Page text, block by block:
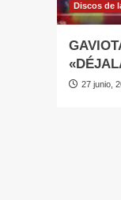
Discos de
27 junio,